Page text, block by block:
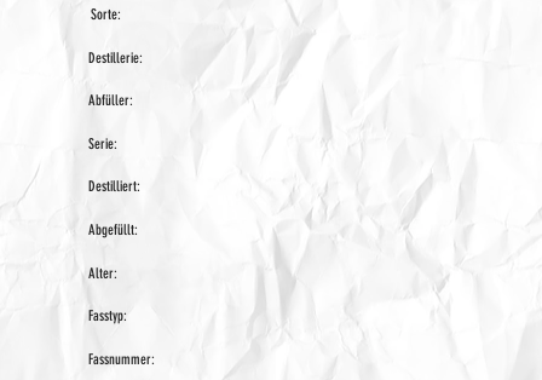
Sorte:
Destillerie:
Abfüller:
Serie:
Destilliert:
Abgefüllt:
Alter:
Fasstyp:
Fassnummer: